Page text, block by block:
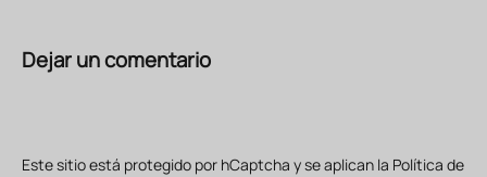
Dejar un comentario
Este sitio está protegido por hCaptcha y se aplican la Política de